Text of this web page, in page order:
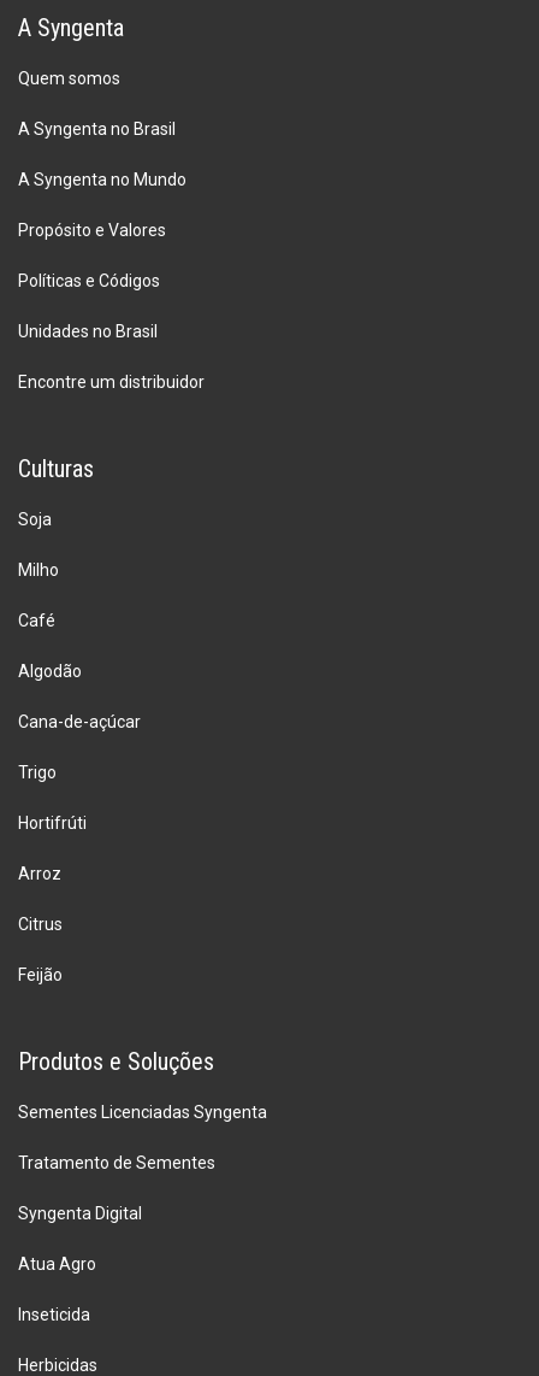
A Syngenta
Quem somos
A Syngenta no Brasil
A Syngenta no Mundo
Propósito e Valores
Políticas e Códigos
Unidades no Brasil
Encontre um distribuidor
Culturas
Soja
Milho
Café
Algodão
Cana-de-açúcar
Trigo
Hortifrúti
Arroz
Citrus
Feijão
Produtos e Soluções
Sementes Licenciadas Syngenta
Tratamento de Sementes
Syngenta Digital
Atua Agro
Inseticida
Herbicidas